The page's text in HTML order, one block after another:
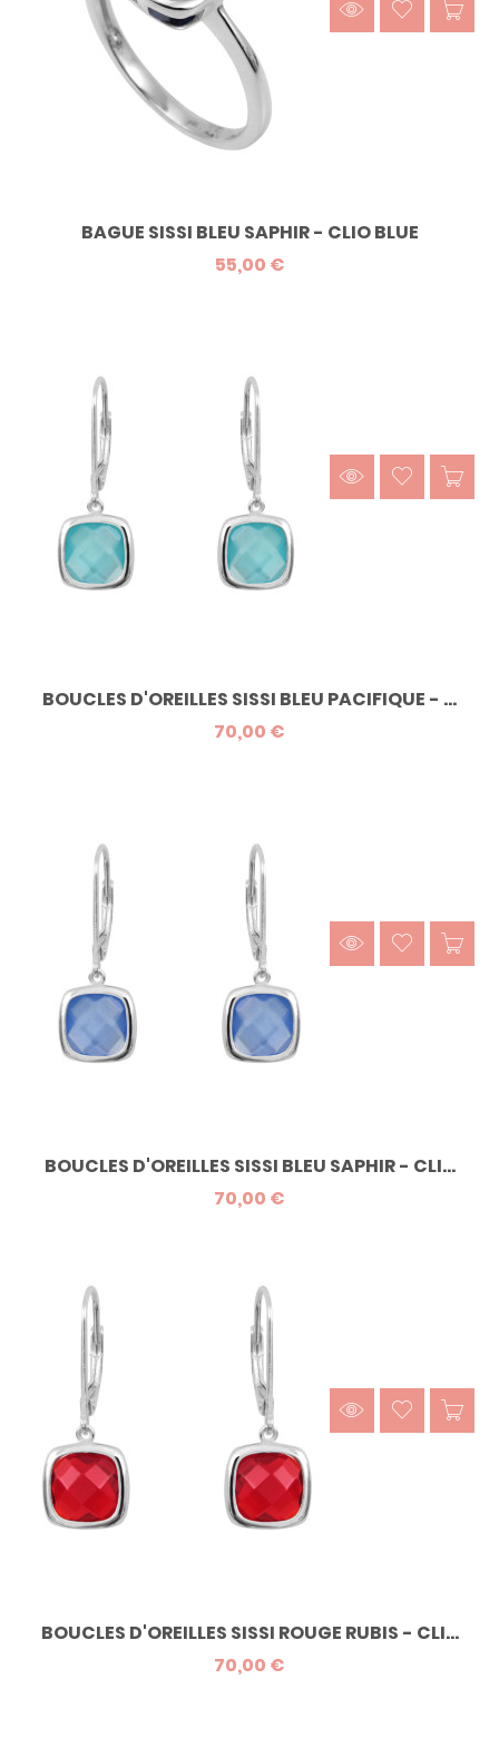
BAGUE SISSI BLEU SAPHIR - CLIO BLUE
55,00 €
BOUCLES D'OREILLES SISSI BLEU PACIFIQUE - ...
70,00 €
BOUCLES D'OREILLES SISSI BLEU SAPHIR - CLI...
70,00 €
BOUCLES D'OREILLES SISSI ROUGE RUBIS - CLI...
70,00 €